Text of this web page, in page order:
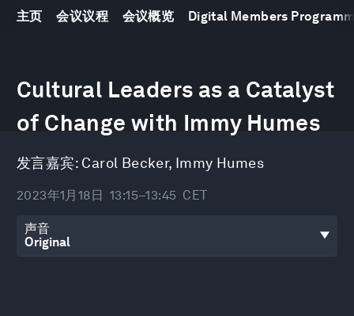
主页 会议议程 会议概览 Digital Members
Cultural Leaders as a Catalyst
of Change with Immy Humes
发言嘉宾: Carol Becker, Immy Humes
2023年1月18日 13:15–13:45 CET
声音
of
minutes,
49